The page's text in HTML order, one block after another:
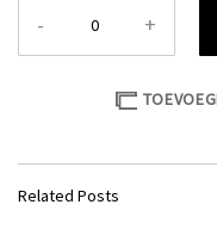
- +
Related Posts